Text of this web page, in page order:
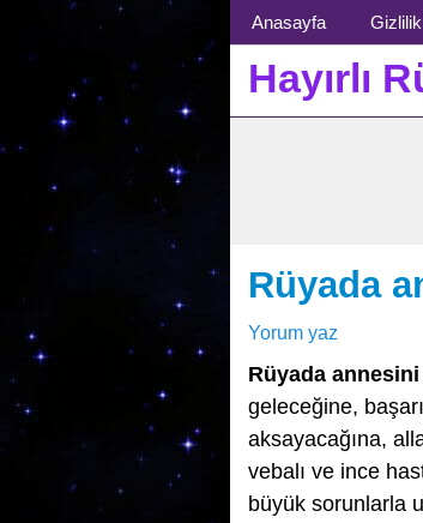
Menü
Anasayfa
Hayırlı
Rüyada
Yorum yaz
Rüyada
geleceğine,
aksayacağına,
vebalı ve ince
büyük sorunlarla